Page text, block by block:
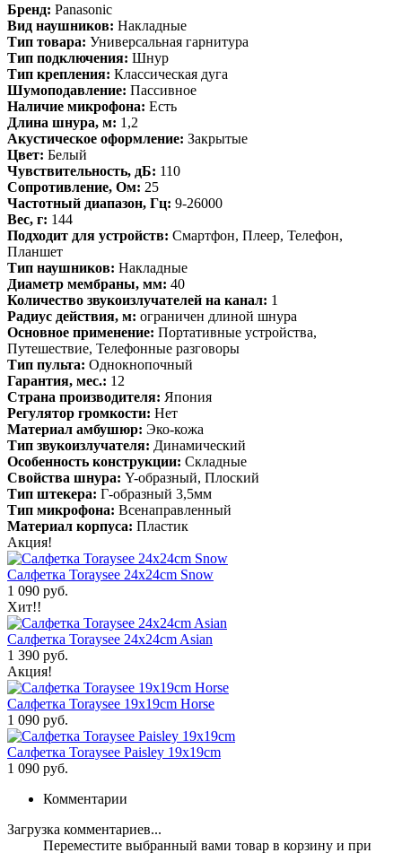
Бренд: Panasonic
Вид наушников: Накладные
Тип товара: Универсальная гарнитура
Тип подключения: Шнур
Тип крепления: Классическая дуга
Шумоподавление: Пассивное
Наличие микрофона: Есть
Длина шнура, м: 1,2
Акустическое оформление: Закрытые
Цвет: Белый
Чувствительность, дБ: 110
Сопротивление, Ом: 25
Частотный диапазон, Гц: 9-26000
Вес, г: 144
Подходит для устройств: Смартфон, Плеер, Телефон,
Планшет
Тип наушников: Накладные
Диаметр мембраны, мм: 40
Количество звукоизлучателей на канал: 1
Радиус действия, м: ограничен длиной шнура
Основное применение: Портативные устройства,
Путешествие, Телефонные разговоры
Тип пульта: Однокнопочный
Гарантия, мес.: 12
Страна производителя: Япония
Регулятор громкости: Нет
Материал амбушюр: Эко-кожа
Тип звукоизлучателя: Динамический
Особенность конструкции: Складные
Свойства шнура: Y-образный, Плоский
Тип штекера: Г-образный 3,5мм
Тип микрофона: Всенаправленный
Материал корпуса: Пластик
Акция!
Салфетка Toraysee 24x24cm Snow
1 090 руб.
Хит!!
Салфетка Toraysee 24x24cm Asian
1 390 руб.
Акция!
Салфетка Toraysee 19x19cm Horse
1 090 руб.
Салфетка Toraysee Paisley 19x19cm
1 090 руб.
Комментарии
Загрузка комментариев...
Переместите выбранный вами товар в корзину и при